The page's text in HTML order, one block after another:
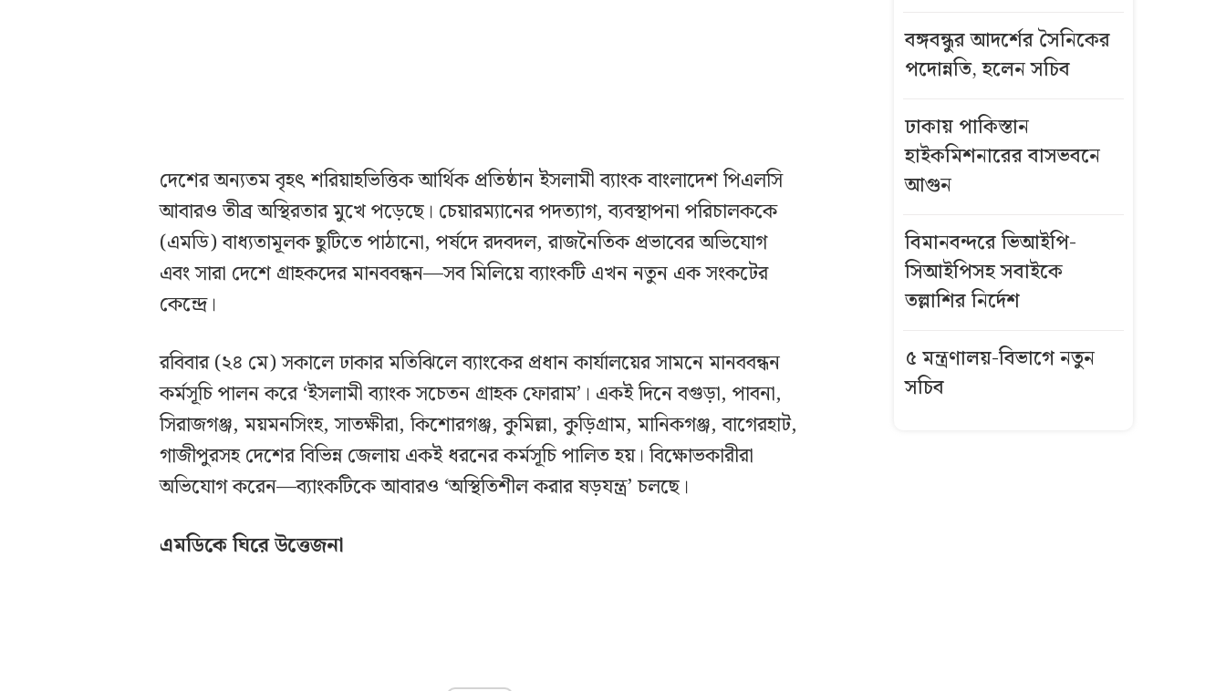
দেশের অন্যতম বৃহৎ শরিয়াহভিত্তিক আর্থিক প্রতিষ্ঠান ইসলামী ব্যাংক বাংলাদেশ পিএলসি
আবারও তীব্র অস্থিরতার মুখে পড়েছে। চেয়ারম্যানের পদত্যাগ, ব্যবস্থাপনা পরিচালককে
(এমডি) বাধ্যতামূলক ছুটিতে পাঠানো, পর্ষদে রদবদল, রাজনৈতিক প্রভাবের অভিযোগ
এবং সারা দেশে গ্রাহকদের মানববন্ধন—সব মিলিয়ে ব্যাংকটি এখন নতুন এক সংকটের
কেন্দ্রে।
রবিবার (২৪ মে) সকালে ঢাকার মতিঝিলে ব্যাংকের প্রধান কার্যালয়ের সামনে মানববন্ধন
কর্মসূচি পালন করে ‘ইসলামী ব্যাংক সচেতন গ্রাহক ফোরাম’। একই দিনে বগুড়া, পাবনা,
সিরাজগঞ্জ, ময়মনসিংহ, সাতক্ষীরা, কিশোরগঞ্জ, কুমিল্লা, কুড়িগ্রাম, মানিকগঞ্জ, বাগেরহাট,
গাজীপুরসহ দেশের বিভিন্ন জেলায় একই ধরনের কর্মসূচি পালিত হয়। বিক্ষোভকারীরা
অভিযোগ করেন—ব্যাংকটিকে আবারও ‘অস্থিতিশীল করার ষড়যন্ত্র’ চলছে।
এমডিকে ঘিরে উত্তেজনা
বাসের মুখোমুখি
সংঘর্ষে নিহত ৮
বড় পতন, আজ
থেকে নতুন দর
দাম: ৭ আগস্ট
২০২৬
১০ আগস্ট
পরীক্ষার ফল
বঙ্গবন্ধুর আদর্শের সৈনিকের
পদোন্নতি, হলেন সচিব
ঢাকায় পাকিস্তান
হাইকমিশনারের বাসভবনে
আগুন
বিমানবন্দরে ভিআইপি-
সিআইপিসহ সবাইকে
তল্লাশির নির্দেশ
৫ মন্ত্রণালয়-বিভাগে নতুন
সচিব